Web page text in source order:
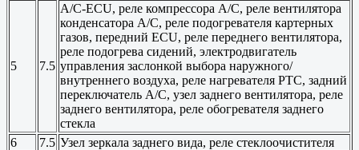
5 7.5
A/C-ECU, реле компрессора A/C, реле вентилятора
конденсатора A/C, реле подогревателя картерных
газов, передний ECU, реле переднего вентилятора,
реле подогрева сидений, электродвигатель
управления заслонкой выбора наружного/
внутреннего воздуха, реле нагревателя PTC, задний
переключатель A/C, узел заднего вентилятора, реле
заднего вентилятора, реле обогревателя заднего
стекла
6
7.5 Узел зеркала заднего вида, реле стеклоочистителя